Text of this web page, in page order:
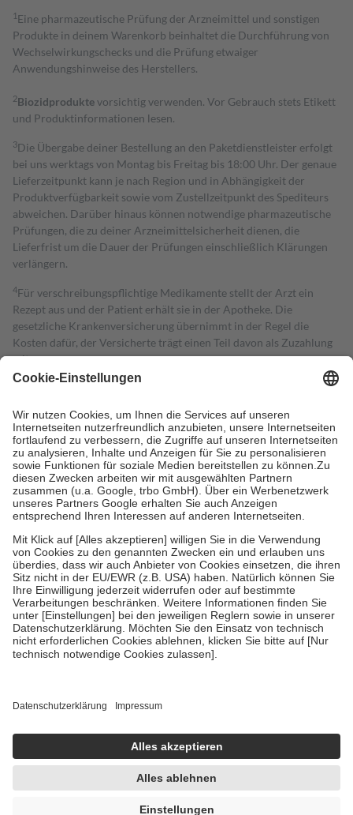
1 Eine pharmazeutische Prüfung der Arzneimittel und sonstigen
Produkte in deinem Warenkorb beinhaltet die Durchführung von
Wechselwirkungschecks und die Prüfung etwaiger
Anwendungshinweise des Herstellers.
2Biozidproduktevorsichtig verwenden. Vor Gebrauch stets Etikett
und Produktinformationen lesen.
3Die Übergabe deiner Bestellung an den Paketdienstleister erfolgt
bei uns werktags von Montag bis Freitag bis 18:00 Uhr. Der genaue
Lieferzeitpunkt kann je nach Region und in Abhängigkeit der
Produktverfügbarkeit sowie vom Zustellzeitpunkt des Spediteurs
abweichen. Darüber hinaus können notwendige pharmazeutische
Prüfungen, die zu deiner Arzneimittelsicherheit dienen, die
Lieferfrist um die Dauer der Prüfungen einschließlich Klärungen
verlängern.
4Für verschreibungspflichtige Medikamente stellt der Arzt ein
Rezept aus und der Patient erhält sie in der Apotheke. Die
gesetzliche Krankenversicherung übernimmt in der Regel die
Kosten dafür, der Versicherte trägt einen Teil davon als Zuzahlung
mit.
Grundsätzlich leisten Mitglieder Zuzahlungen in Höhe von zehn
höchstens zehn Euro.
Es sind jedoch nie mehr als die tatsächlichen
Kosten der Leistung zu entrichten.
Diese Regeln gelten grundsätzlich auch für Online-Apotheken.
Bei Heilmitteln und häuslicher Krankenpflege beträgt die
Zuzahlung zehn Prozent der Kosten sowie zehn Euro je
Verordnung.
Um das Engagement der Versicherten für ihre eigene Gesundheit zu
stärken und die besondere Stellung der Familie zu unterstützen,
fallenkeine Zuzahlungenan bei:
• Kindern und Jugendlichen bis zum vollendeten 18. Lebensjahr
mit Ausnahme der Fahrkosten
• Untersuchungen zur Vorsorge und Früherkennung, die von der
GKV getragen werden
• empfohlenen Schutzimpfungen
• Harn- und Blutteststreifen
getroffen, um sicherzustellen, dass es sich um echte Bewertungen
https://help.etrusted.com/hc/de/articles/4419944605341
Einige Bilder und Inhalte wurden unter Zuhilfenahme künstlicher